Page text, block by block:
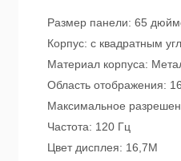
Размер панели: 65
Корпус: с квадратным
Материал корпуса:
Область отображения:
Максимальное
Частота: 120 Гц
Цвет дисплея: 16,7М